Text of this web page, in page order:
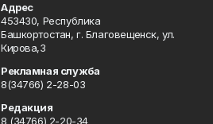
Адрес
453430, Республика
Башкортостан, г. Благовещенск, ул.
Кирова,3
Рекламная служба
8(34766) 2-28-03
Редакция
8 (34766) 2-20-34